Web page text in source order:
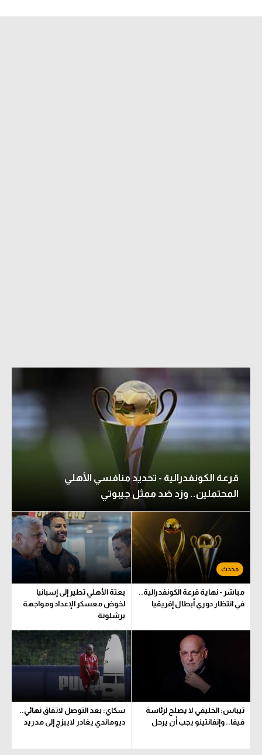
قرعة الكونفدرالية - تحديد منافسي الأهلي
المحتملين.. وزد ضد ممثل جيبوتي
مباشر - نهاية قرعة الكونفدرالية..
في انتظار دوري أبطال إفريقيا
بعثة الأهلي تطير إلى إسبانيا
لخوض معسكر الإعداد ومواجهة
برشلونة
تيباس: الخليفي لا يصلح لرئاسة
فيفا.. وإنفانتينو يجب أن يرحل
سكاي: بعد التوصل لاتفاق نهائي..
ديوماندي يغادر لايبزج إلى مدريد